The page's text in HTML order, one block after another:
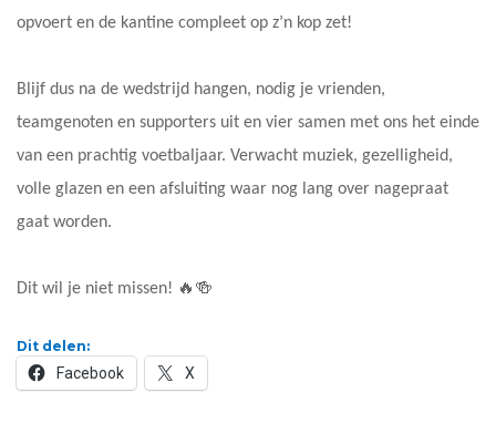
opvoert en de kantine compleet op z’n kop zet!
Blijf dus na de wedstrijd hangen, nodig je vrienden,
teamgenoten en supporters uit en vier samen met ons het einde
van een prachtig voetbaljaar. Verwacht muziek, gezelligheid,
volle glazen en een afsluiting waar nog lang over nagepraat
gaat worden.
Dit wil je niet missen! 🔥🍻
Dit delen:
Facebook X